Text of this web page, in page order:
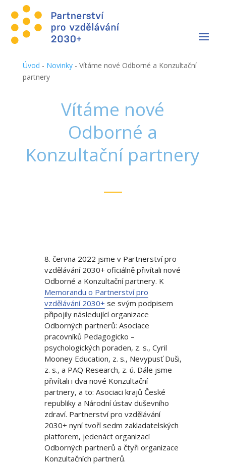
Úvod - Novinky- Vítáme nové Odborné a Konzultační
partnery
Vítáme nové
Odborné a
Konzultační partnery
8. června 2022 jsme v Partnerství pro
vzdělávání 2030+ oficiálně přivítali nové
Odborné a Konzultační partnery. K
Memorandu o Partnerství pro
vzdělávání 2030+ se svým podpisem
připojily následující organizace
Odborných partnerů: Asociace
pracovníků Pedagogicko –
psychologických poraden, z. s., Cyril
Mooney Education, z. s., Nevypusť Duši,
z. s., a PAQ Research, z. ú. Dále jsme
přivítali i dva nové Konzultační
partnery, a to: Asociaci krajů České
republiky a Národní ústav duševního
zdraví. Partnerství pro vzdělávání
2030+ nyní tvoří sedm zakladatelských
platforem, jedenáct organizací
Odborných partnerů a čtyři organizace
Konzultačních partnerů.